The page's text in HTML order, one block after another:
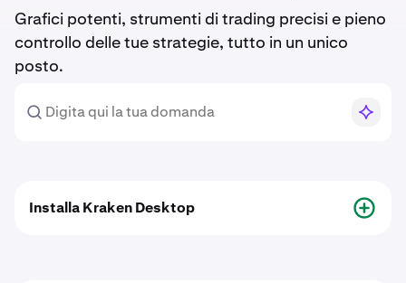
Grafici potenti, strumenti di trading precisi e pieno
controllo delle tue strategie, tutto in un unico
posto.
Installa Kraken Desktop